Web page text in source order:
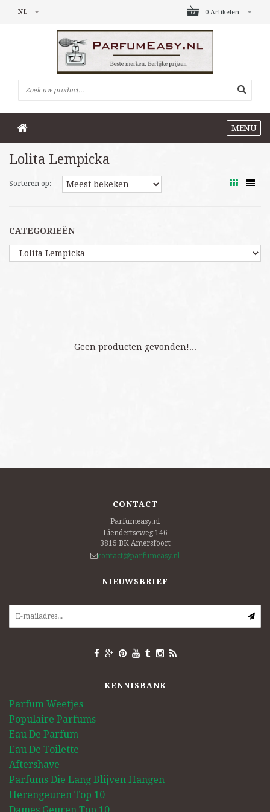
0 Artikelen
NL
MENU
Lolita Lempicka
Sorteren op:
CATEGORIEËN
Geen producten gevonden!...
CONTACT
Parfumeasy.nl
Liendertseweg 146
3815 BK Amersfoort
contact@parfumeasy.nl
NIEUWSBRIEF
KENNISBANK
Parfum Weetjes
Populaire Parfums
Eau De Parfum
Eau De Toilette
Aftershave
Parfums Die Lang Blijven Hangen
Herengeuren Top 10